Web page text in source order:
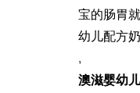
宝的肠胃
幼儿配方
,
澳滋婴幼